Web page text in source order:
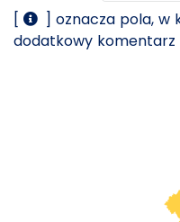
[
] oznacza pola, w
dodatkowy komentarz